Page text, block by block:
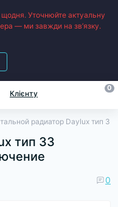
Уточнюйте актуальну
— ми завжди на зв’язку.
Клієнту
0
радиатор Daylux тип
тип 33
0